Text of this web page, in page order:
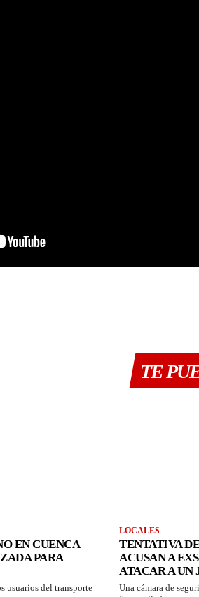
TE
EN CUENCA
PARA
usuarios del transporte
LOCALES
TENTATIVA
ACUSAN A
ATACAR A UN
Una cámara de